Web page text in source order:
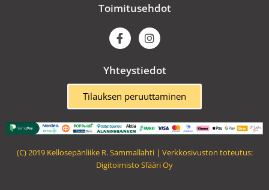
Toimitusehdot
F
a
c
b
o
o
k
I
n
s
a
g
r
a
m
Yhteystiedot
Tilauksen peruuttaminen
(C) 2019 Kellosepänliike R. Sammallahti | Verkkosivuston toteutus:
Digitoimisto Sfääri Oy